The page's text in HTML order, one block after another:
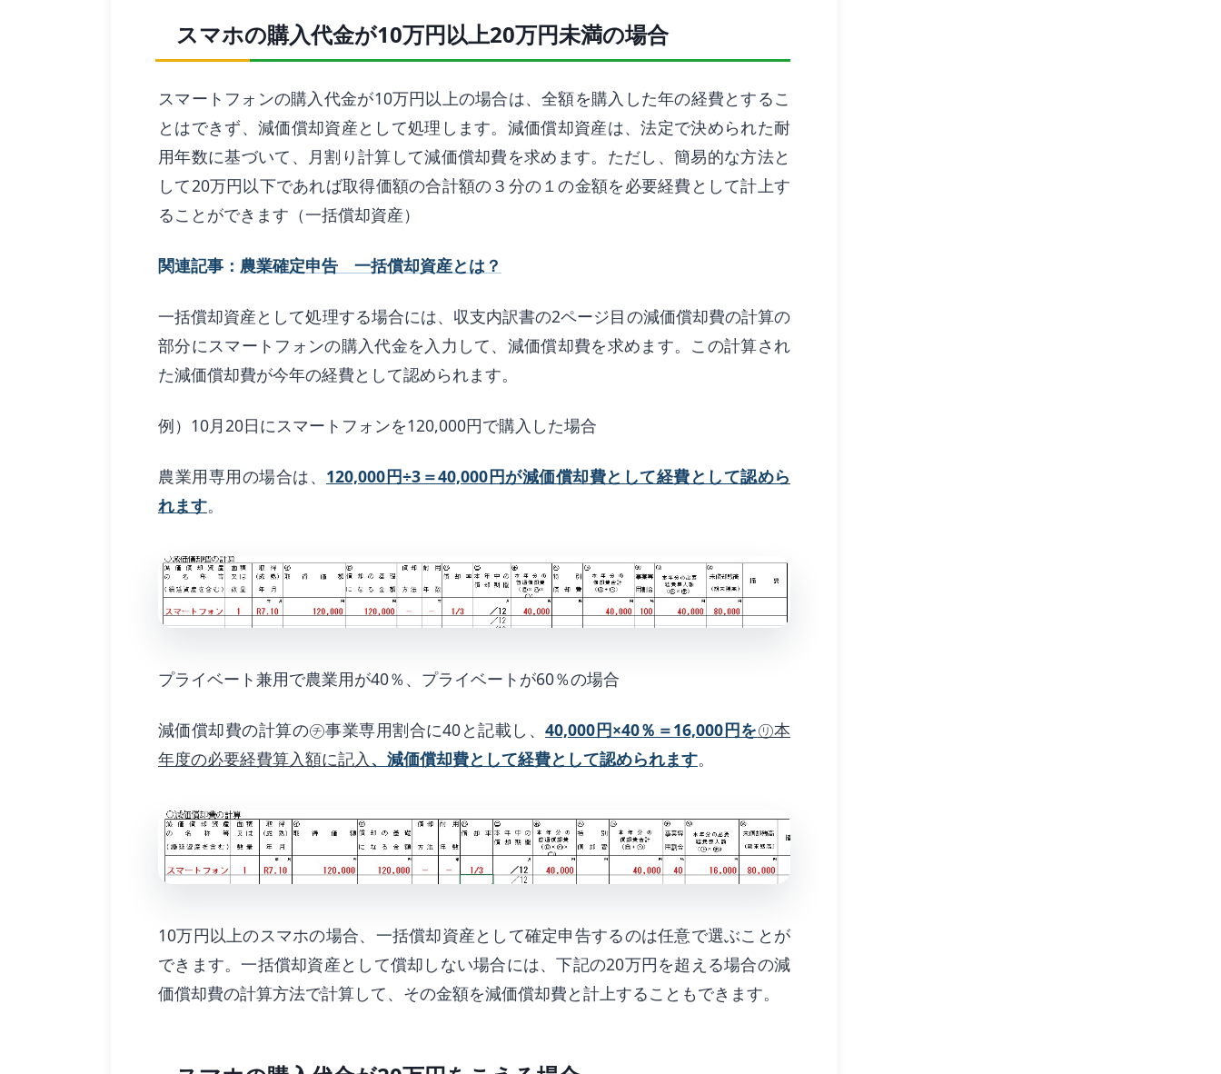
スマホの購入代金が10万円以上20万円未満の場合
スマートフォンの購入代金が10万円以上の場合は、全額を購入した年の経費とするこ
とはできず、減価償却資産として処理します。減価償却資産は、法定で決められた耐
用年数に基づいて、月割り計算して減価償却費を求めます。ただし、簡易的な方法と
して20万円以下であれば取得価額の合計額の３分の１の金額を必要経費として計上す
ることができます（一括償却資産）
関連記事： 農業確定申告 一括償却資産とは？
一括償却資産として処理する場合には、収支内訳書の2ページ目の減価償却費の計算の
部分にスマートフォンの購入代金を入力して、減価償却費を求めます。この計算され
た減価償却費が今年の経費として認められます。
例）10月20日にスマートフォンを120,000円で購入した場合
農業用専用の場合は、 120,000円÷3＝40,000円が減価償却費として経費として認めら
れます。
プライベート兼用で農業用が40％、プライベートが60％の場合
減価償却費の計算の㋠事業専用割合に40と記載し、40,000円×40％＝16,000円を㋷本
年度の必要経費算入額に記入 、減価償却費として経費として認められます。
10万円以上のスマホの場合、一括償却資産として確定申告するのは任意で選ぶことが
できます。一括償却資産として償却しない場合には、下記の20万円を超える場合の減
価償却費の計算方法で計算して、その金額を減価償却費と計上することもできます。